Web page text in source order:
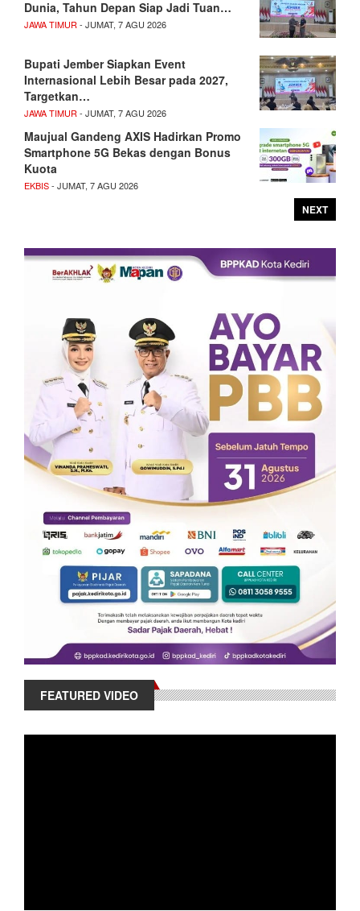
Dunia, Tahun Depan Siap Jadi Tuan…
JAWA TIMUR - JUMAT, 7 AGU 2026
Bupati Jember Siapkan Event
Internasional Lebih Besar pada 2027,
Targetkan…
JAWA TIMUR - JUMAT, 7 AGU 2026
Maujual Gandeng AXIS Hadirkan Promo
Smartphone 5G Bekas dengan Bonus
Kuota
EKBIS- JUMAT, 7 AGU 2026
NEXT
FEATURED VIDEO